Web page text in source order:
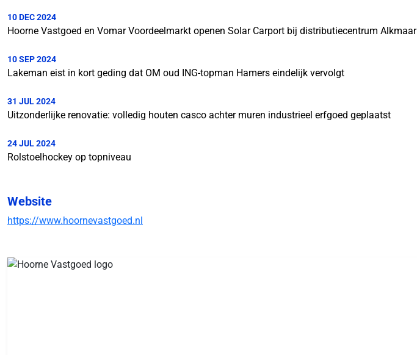
10 DEC 2024
Hoorne Vastgoed en Vomar Voordeelmarkt openen Solar Carport bij distributiecentrum Alkmaar
10 SEP 2024
Lakeman eist in kort geding dat OM oud ING-topman Hamers eindelijk vervolgt
31 JUL 2024
Uitzonderlijke renovatie: volledig houten casco achter muren industrieel erfgoed geplaatst
24 JUL 2024
Rolstoelhockey op topniveau
Website
https://www.hoornevastgoed.nl